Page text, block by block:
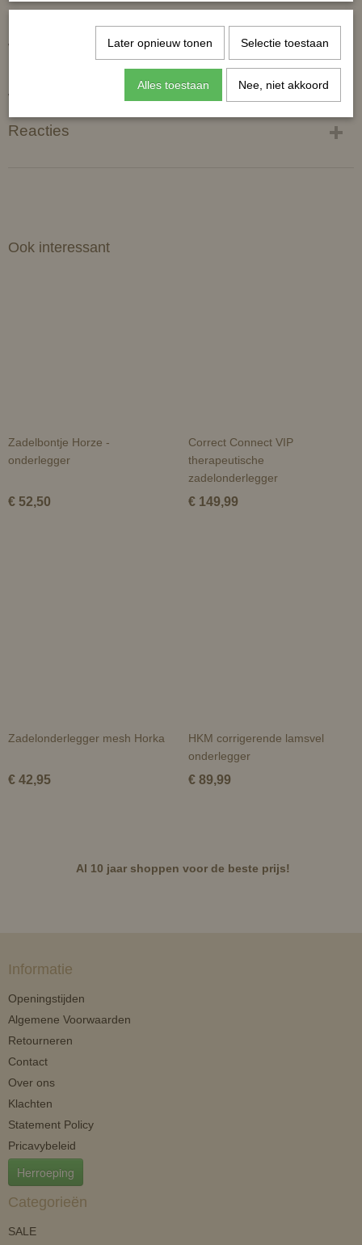
Wasvoorschriften:
Wassen op 30º C. Luchtdrogen.
Reacties
Ook interessant
Zadelbontje Horze -
onderlegger
€ 52,50
Correct Connect VIP
therapeutische
zadelonderlegger
€ 149,99
Zadelonderlegger mesh Horka
€ 42,95
HKM corrigerende lamsvel
onderlegger
€ 89,99
Al 10 jaar shoppen voor de beste prijs!
Informatie
Openingstijden
Algemene Voorwaarden
Retourneren
Contact
Over ons
Klachten
Statement Policy
Pricavybeleid
Herroeping
Categorieën
SALE
Later opnieuw tonen Selectie toestaan
Alles toestaan Nee, niet akkoord